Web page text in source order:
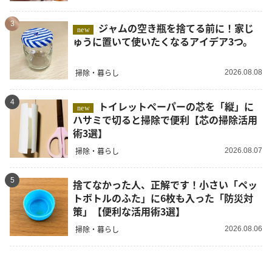
3
new
ゅうに置いて使いたくなるアイデア3つ。
掃除・暮らし 2026.08.08
4
new
ハサミで切ると掃除で便利【芯の掃除活用
術3選】
掃除・暮らし 2026.08.07
5
捨てなかった人、正解です！小さい「ペッ
トボトルのふた」に6枚も入った「防災対
策」【便利な活用術3選】
掃除・暮らし 2026.08.06